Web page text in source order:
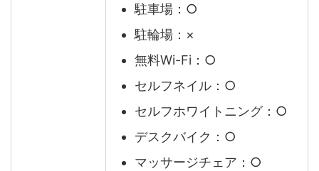
駐車場：○
駐輪場：×
無料Wi-Fi：○
セルフネイル：○
セルフホワイトニング：○
デスクバイク：○
マッサージチェア：○